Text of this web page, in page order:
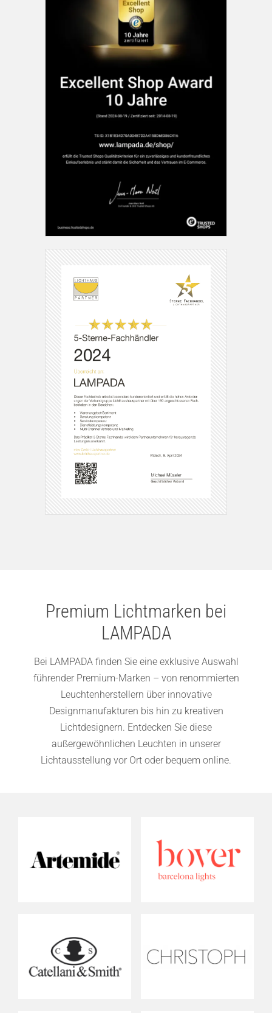
Premium Lichtmarken bei
LAMPADA
Bei LAMPADA finden Sie eine exklusive Auswahl
führender Premium-Marken – von renommierten
Leuchtenherstellern über innovative
Designmanufakturen bis hin zu kreativen
Lichtdesignern. Entdecken Sie diese
außergewöhnlichen Leuchten in unserer
Lichtausstellung vor Ort oder bequem online.